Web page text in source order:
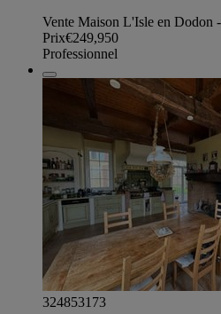
Vente Maison L'Isle en Dodon
Prix€249,950
Professionnel
324853173